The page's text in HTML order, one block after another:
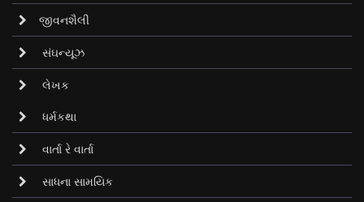
જીવનશૈલી
સંઘન્યૂઝ
લેખક
ધર્મકથા
વાર્તા રે વાર્તા
સાધના સામયિક